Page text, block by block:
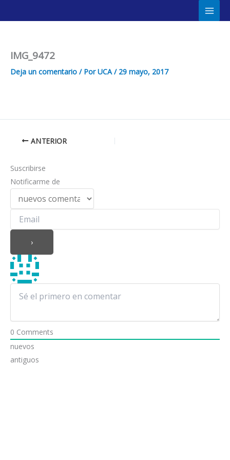
al
Main
IMG_9472
Deja un comentario / PorUCA/ 29 mayo, 2017
ANTERIOR
Suscribirse
Notificarme de
0 Comments
nuevos
antiguos